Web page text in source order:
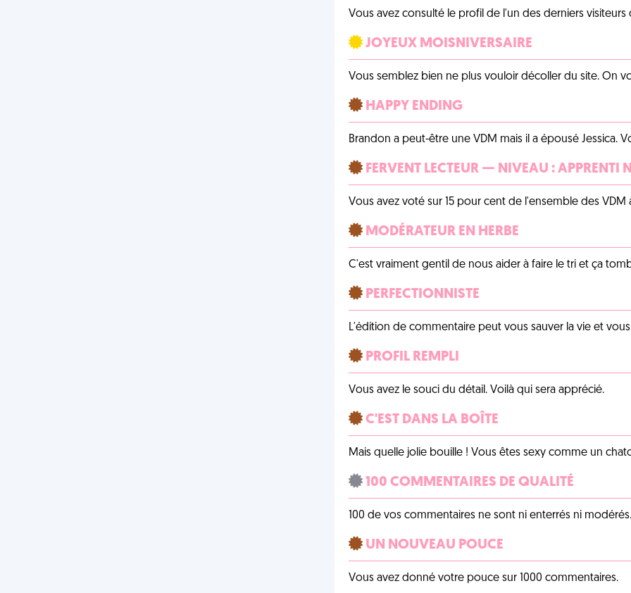
Vous avez consulté le profil de l'un des derniers
JOYEUX MOISNIVERSAIRE
Vous semblez bien ne plus vouloir décoller du site. On
HAPPY ENDING
Brandon a peut-être une VDM mais il a épousé Jessica.
FERVENT LECTEUR — NIVEAU : APPRENTI
Vous avez voté sur 15 pour cent de l'ensemble des VDM
MODÉRATEUR EN HERBE
C'est vraiment gentil de nous aider à faire le tri et ça
PERFECTIONNISTE
L'édition de commentaire peut vous sauver la vie et
PROFIL REMPLI
Vous avez le souci du détail. Voilà qui sera apprécié.
C'EST DANS LA BOÎTE
Mais quelle jolie bouille ! Vous êtes sexy comme un
100 COMMENTAIRES DE QUALITÉ
100 de vos commentaires ne sont ni enterrés ni
UN NOUVEAU POUCE
Vous avez donné votre pouce sur 1000 commentaires.